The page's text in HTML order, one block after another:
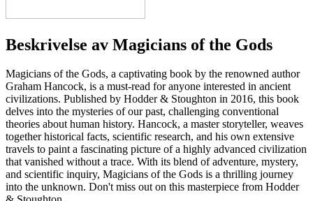
Beskrivelse av Magicians of the Gods
Magicians of the Gods, a captivating book by the renowned author
Graham Hancock, is a must-read for anyone interested in ancient
civilizations. Published by Hodder & Stoughton in 2016, this book
delves into the mysteries of our past, challenging conventional
theories about human history. Hancock, a master storyteller, weaves
together historical facts, scientific research, and his own extensive
travels to paint a fascinating picture of a highly advanced civilization
that vanished without a trace. With its blend of adventure, mystery,
and scientific inquiry, Magicians of the Gods is a thrilling journey
into the unknown. Don't miss out on this masterpiece from Hodder